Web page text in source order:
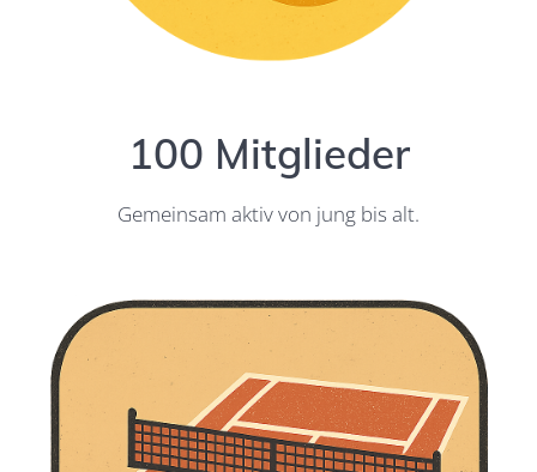
100 Mitglieder
Gemeinsam aktiv von jung bis alt.